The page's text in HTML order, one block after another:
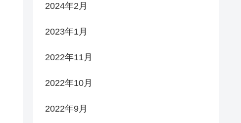
2024年2月
2023年1月
2022年11月
2022年10月
2022年9月